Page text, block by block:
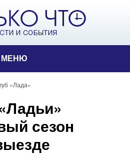
МЕНЮ
«Лада»
сезон